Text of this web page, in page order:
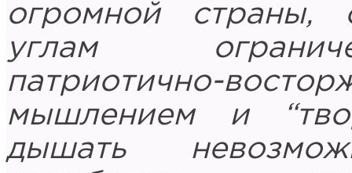
огромной страны,
углам
патриотично-
мышлением и
дышать